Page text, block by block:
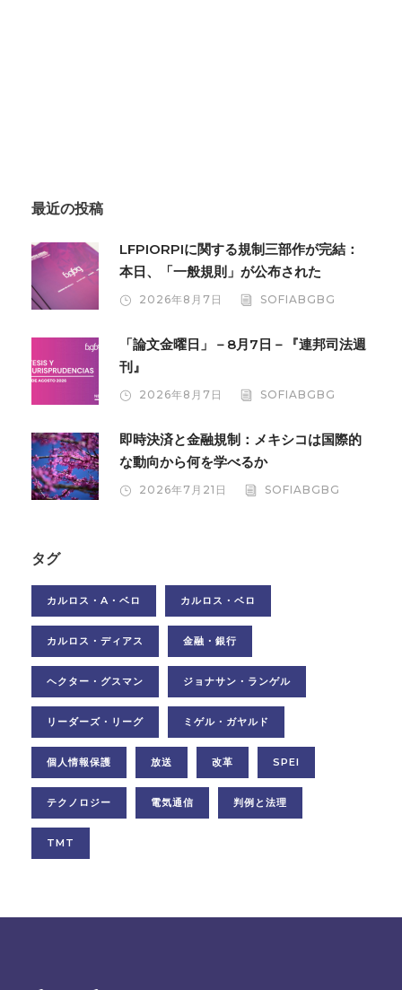
最近の投稿
LFPIORPIに関する規制三部作が完結：
本日、「一般規則」が公布された
2026年8月7日 SOFIABGBG
「論文金曜日」－8月7日－『連邦司法週
刊』
2026年8月7日 SOFIABGBG
即時決済と金融規制：メキシコは国際的
な動向から何を学べるか
2026年7月21日 SOFIABGBG
タグ
カルロス・A・ベロ カルロス・ベロ
カルロス・ディアス 金融・銀行
ヘクター・グスマン ジョナサン・ランゲル
リーダーズ・リーグ ミゲル・ガヤルド
個人情報保護 放送 改革 SPEI
テクノロジー 電気通信 判例と法理
TMT